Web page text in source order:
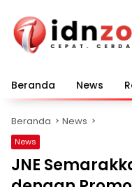
konten
Beranda News
Beranda News
News
JNE